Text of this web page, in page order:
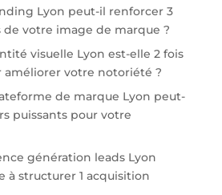
Lyon peut-il renforcer 3
de votre image de marque ?
visuelle Lyon est-elle 2 fois
améliorer votre notoriété ?
de marque Lyon peut-
puissants pour votre
génération leads Lyon
à structurer 1 acquisition